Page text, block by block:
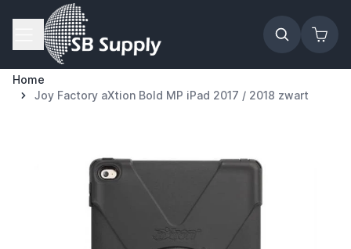
Ga naar de inhoud
Home
Joy Factory aXtion Bold MP iPad 2017 / 2018 zwart